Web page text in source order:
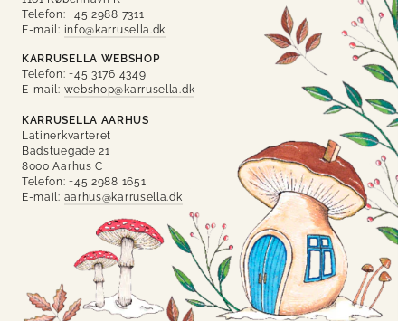
Telefon: +45 2988 7311
E-mail: info@karrusella.dk
KARRUSELLA WEBSHOP
Telefon: +45 3176 4349
E-mail: webshop@karrusella.dk
KARRUSELLA AARHUS
Latinerkvarteret
Badstuegade 21
8000 Aarhus C
Telefon: +45 2988 1651
E-mail: aarhus@karrusella.dk